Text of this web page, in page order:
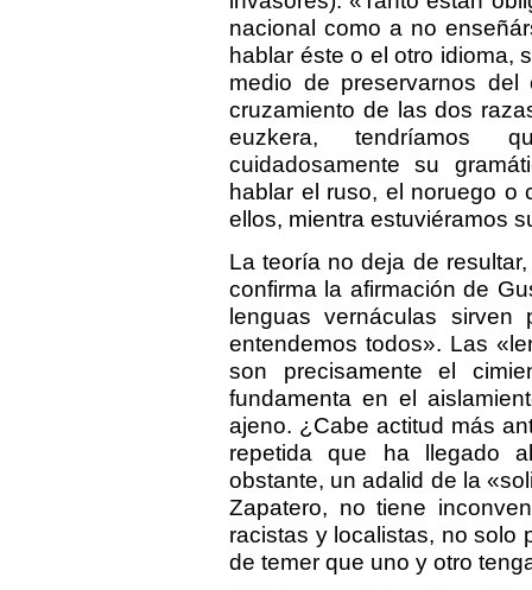
nacional como a no
hablar éste o el otro idioma,
medio de preservarnos
cruzamiento de las dos
euzkera, tendríamos
cuidadosamente su
hablar el ruso, el noruego o
ellos, mientra estuviéramos
La teoría no deja de
confirma la afirmación de
lenguas vernáculas
entendemos todos». Las
son precisamente el
fundamenta en el
ajeno. ¿Cabe actitud más
repetida que ha llegado
obstante, un adalid de la
Zapatero, no tiene
racistas y localistas, no solo
de temer que uno y otro